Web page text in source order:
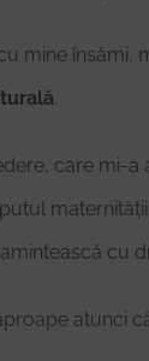
mine însămi,
.
care mi-a
cu
atunci